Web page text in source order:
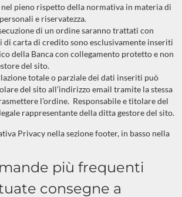
pieno rispetto della normativa in materia di
e riservatezza.
di un ordine saranno trattati con
di carta di credito sono esclusivamente inseriti
della Banca con collegamento protetto e non
del sito.
totale o parziale dei dati inseriti può
del sito all’indirizzo email tramite la stessa
l’ordine. Responsabile e titolare del
rappresentante della ditta gestore del sito.
Privacy nella sezione footer, in basso nella
più frequenti
consegne a